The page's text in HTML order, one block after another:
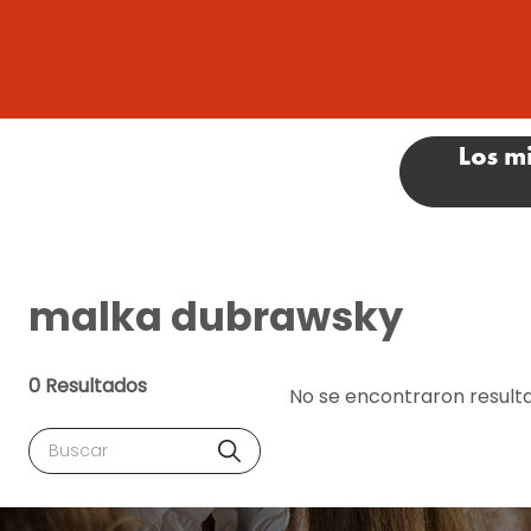
malka dubrawsky
0 Resultados
Buscar
No se encontraron